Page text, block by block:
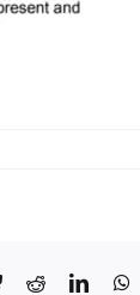
BlueskyReddit